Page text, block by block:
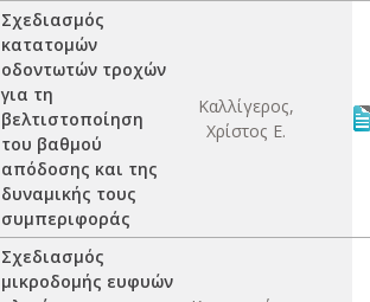
Σχεδιασμός
κατατομών
οδοντωτών τροχών
για τη
βελτιστοποίηση
του βαθμού
απόδοσης και της
δυναμικής τους
συμπεριφοράς
Καλλίγερος,
Χρίστος Ε.
Σχεδιασμός
μικροδομής ευφυών